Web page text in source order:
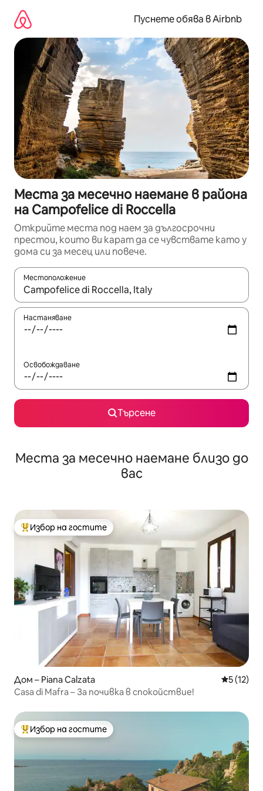
съдържанието
Пуснете обява в Airbnb
Места за месечно наемане в района
на Campofelice di Roccella
Открийте места под наем за дългосрочни
престои, които ви карат да се чувствате като у
дома си за месец или повече.
Местоположение
Когато резултатите се покажат, използвайте
Настаняване
Освобождаване
Търсене
Места за месечно наемане близо до
вас
Най-популярен избор на гостите
Избор на гостите
Дом – Piana Calzata Средна
5 (12)
Casa di Mafra – За почивка в спокойствие!
Най-популярен избор на гостите
Избор на гостите